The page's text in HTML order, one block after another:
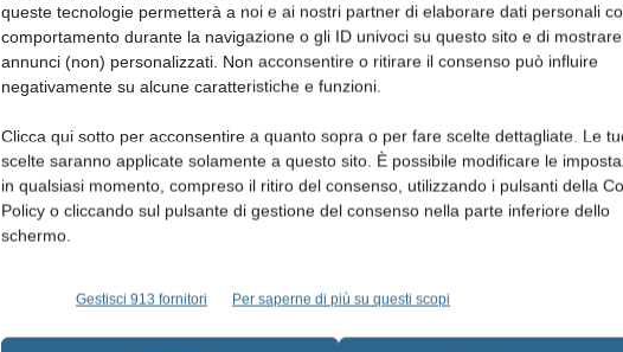
queste tecnologie permetterà a noi e ai nostri partner di elaborare dati personali
comportamento durante la navigazione o gli ID univoci su questo sito e di mostrare
annunci (non) personalizzati. Non acconsentire o ritirare il consenso può influire
negativamente su alcune caratteristiche e funzioni.
Clicca qui sotto per acconsentire a quanto sopra o per fare scelte dettagliate. Le
scelte saranno applicate solamente a questo sito. È possibile modificare le
in qualsiasi momento, compreso il ritiro del consenso, utilizzando i pulsanti della
Policy o cliccando sul pulsante di gestione del consenso nella parte inferiore dello
schermo.
Gestisci 913 fornitori Per saperne di più su questi scopi